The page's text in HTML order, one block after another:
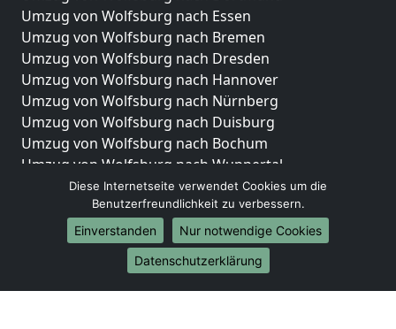
Umzug von Wolfsburg nach Essen
Umzug von Wolfsburg nach Bremen
Umzug von Wolfsburg nach Dresden
Umzug von Wolfsburg nach Hannover
Umzug von Wolfsburg nach Nürnberg
Umzug von Wolfsburg nach Duisburg
Umzug von Wolfsburg nach Bochum
Umzug von Wolfsburg nach Wuppertal
Umzug von Wolfsburg nach Bielefeld
Umzug von Wolfsburg nach Bonn
Umzug von Wolfsburg nach Münster
Internationale-Umzüge
Umzug von Wolfsburg nach Brasilien
Diese Internetseite verwendet Cookies um die
Benutzerfreundlichkeit zu verbessern.
Einverstanden
Nur notwendige Cookies
Datenschutzerklärung